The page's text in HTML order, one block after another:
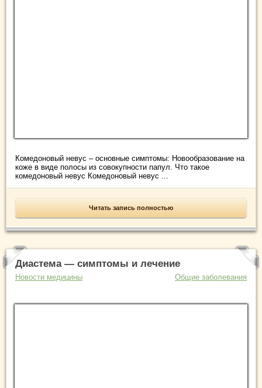
Комедоновый невус – основные симптомы: Новообразование на
коже в виде полосы из совокупности папул. Что такое
комедоновый невус Комедоновый невус ...
Читать запись полностью
Диастема — симптомы и лечение
Новости медицины Общие заболевания